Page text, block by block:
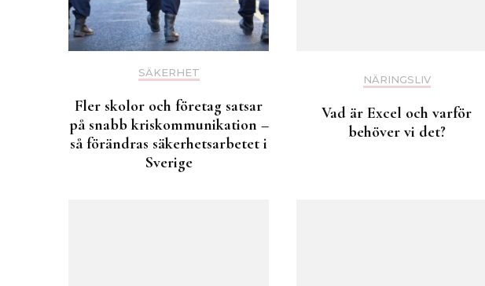
SÄKERHET
Fler skolor och företag satsar
på snabb kriskommunikation –
så förändras säkerhetsarbetet i
Sverige
NÄRINGSLIV
Vad är Excel och varför
behöver vi det?